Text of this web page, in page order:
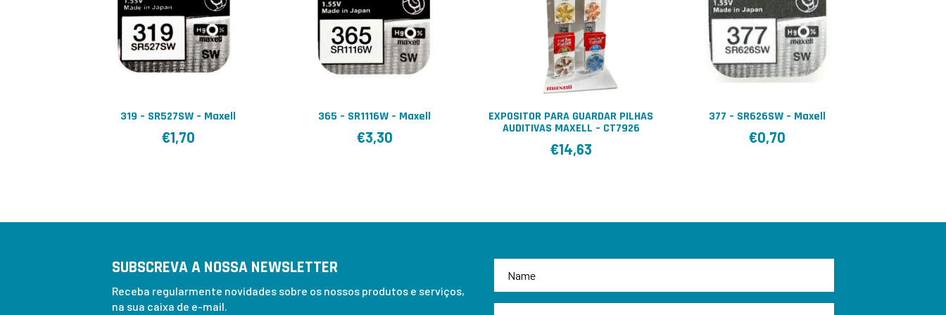
319 – SR527SW – Maxell
€1,70
365 – SR1116W – Maxell
€3,30
EXPOSITOR PARA GUARDAR PILHAS
AUDITIVAS MAXELL – CT7926
€14,63
377 – SR626SW – Maxell
€0,70
SUBSCREVA A NOSSA NEWSLETTER
Receba regularmente novidades sobre os nossos produtos e serviços,
na sua caixa de e-mail.